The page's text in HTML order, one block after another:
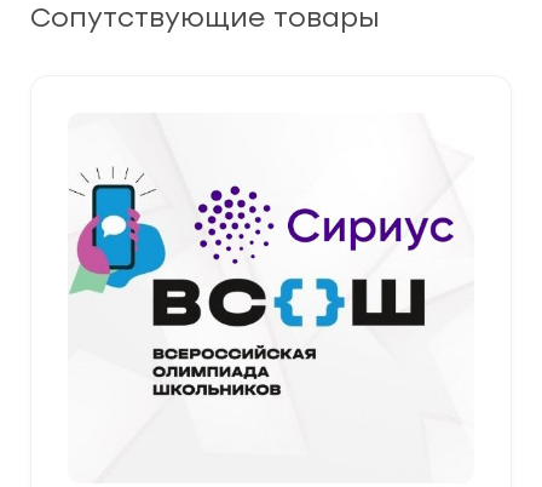
Сопутствующие товары